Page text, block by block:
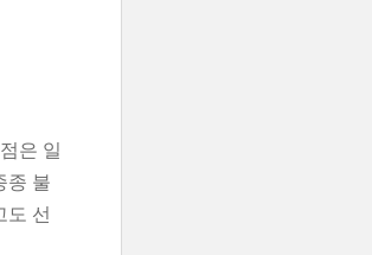
은 일
종 불
도 선